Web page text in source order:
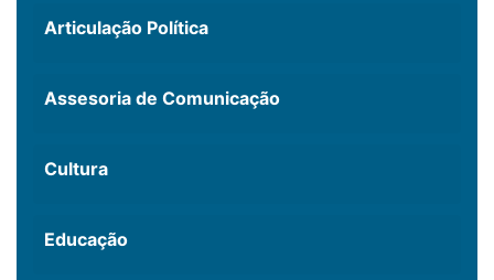
Articulação Política
Assesoria de Comunicação
Cultura
Educação